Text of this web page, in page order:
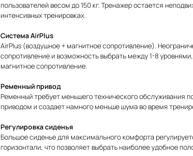
пользователей весом до 150 кг. Тренажер остается
интенсивных тренировках.
Система AirPlus
AirPlus (воздушное + магнитное сопротивление).
сопротивление и возможность выбрать между 1-8
магнитное сопротивление.
Ременный привод
Ременный требует меньшего технического обслуживания
приводом и создает намного меньше шума во время
Регулировка сиденья
Большое сиденье для максимального комфорта
горизонтали, что позволяет выбрать наиболее удобное